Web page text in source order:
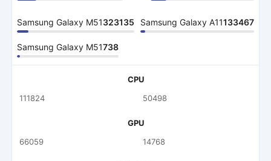
Samsung Galaxy M51323135 Samsung Galaxy A11133467
Samsung Galaxy M51738
CPU
111824
50498
GPU
66059
14768